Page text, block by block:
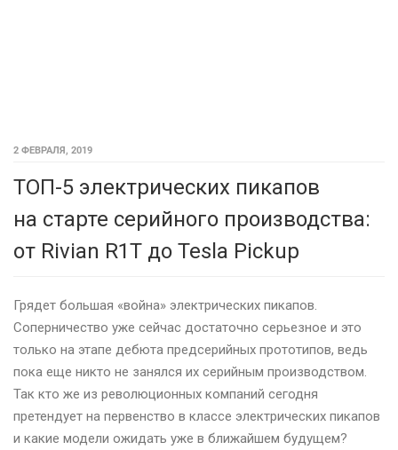
2 ФЕВРАЛЯ, 2019
ТОП-5 электрических пикапов
на старте серийного производства:
от Rivian R1T до Tesla Pickup
Грядет большая «война» электрических пикапов.
Соперничество уже сейчас достаточно серьезное и это
только на этапе дебюта предсерийных прототипов, ведь
пока еще никто не занялся их серийным производством.
Так кто же из революционных компаний сегодня
претендует на первенство в классе электрических пикапов
и какие модели ожидать уже в ближайшем будущем?